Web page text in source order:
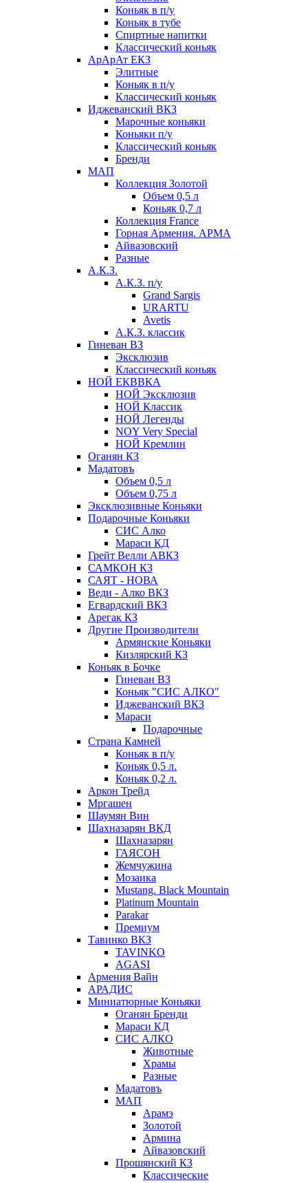
Коньяк в п/у
Коньяк в тубе
Спиртные напитки
Классический коньяк
АрАрАт ЕКЗ
Элитные
Коньяк в п/у
Классический коньяк
Иджеванский ВКЗ
Марочные коньяки
Коньяки п/у
Классический коньяк
Бренди
МАП
Коллекция Золотой
Объем 0,5 л
Коньяк 0,7 л
Коллекция France
Горная Армения. АРМА
Айвазовский
Разные
А.К.З.
А.К.З. п/у
Grand Sargis
URARTU
Avetis
А.К.З. классик
Гиневан ВЗ
Эксклюзив
Классический коньяк
НОЙ ЕКВВКА
НОЙ Эксклюзив
НОЙ Классик
НОЙ Легенды
NOY Very Speсial
НОЙ Кремлин
Оганян КЗ
Мадатовъ
Объем 0,5 л
Объем 0,75 л
Эксклюзивные Коньяки
Подарочные Коньяки
СИС Алко
Мараси КД
Грейт Велли АВКЗ
САМКОН КЗ
САЯТ - НОВА
Веди - Алко ВКЗ
Егвардский ВКЗ
Арегак КЗ
Другие Производители
Армянские Коньяки
Кизлярский КЗ
Коньяк в Бочке
Гиневан ВЗ
Коньяк "СИС АЛКО"
Иджеванский ВКЗ
Мараси
Подарочные
Страна Камней
Коньяк в п/у
Коньяк 0,5 л.
Коньяк 0,2 л.
Аркон Трейд
Мргашен
Шаумян Вин
Шахназарян ВКД
Шахназарян
ГАЯСОН
Жемчужина
Мозаика
Mustang. Black Mountain
Platinum Mountain
Parakar
Премиум
Тавинко ВКЗ
TAVINKO
AGASI
Армения Вайн
АРАДИС
Миниатюрные Коньяки
Оганян Бренди
Мараси КД
СИС АЛКО
Животные
Храмы
Разные
Мадатовъ
МАП
Арамэ
Золотой
Армина
Айвазовский
Прошянский КЗ
Классические